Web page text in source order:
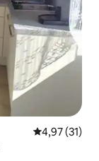
საშუალო
4,97 (31)